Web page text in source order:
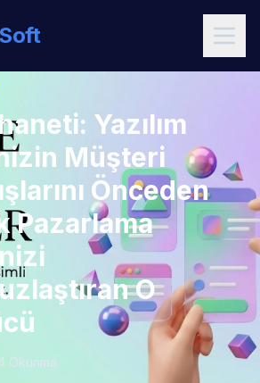
Yazılım
Müşteri
Önceden
Pazarlama
O
Okunma